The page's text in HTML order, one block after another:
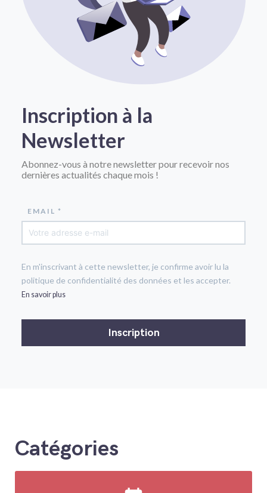
Inscription à la
Newsletter
Abonnez-vous à notre newsletter pour recevoir nos
dernières actualités chaque mois !
EMAIL *
En m'inscrivant à cette newsletter, je confirme avoir lu la
politique de confidentialité des données et les accepter.
En savoir plus
Catégories